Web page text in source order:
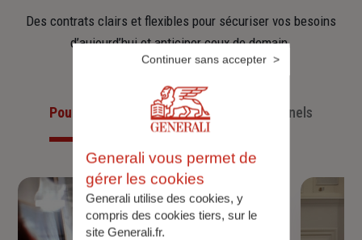
Des contrats clairs et flexibles pour sécuriser vos besoins
d’aujourd’hui et anticiper ceux de demain.
Pour les particuliersPour les professionnels
Generali vous permet de
gérer les cookies
Generali utilise des cookies, y
compris des cookies tiers, sur le
site Generali.fr.
Continuer sans accepter